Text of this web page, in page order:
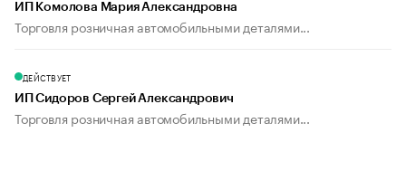
ИП Комолова Мария Александровна
Торговля розничная автомобильными деталями...
ДЕЙСТВУЕТ
ИП Сидоров Сергей Александрович
Торговля розничная автомобильными деталями...